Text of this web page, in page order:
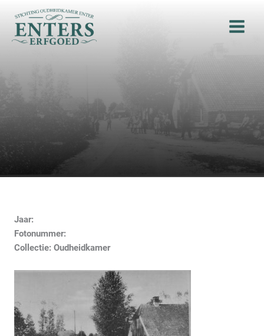
naar
Jaar:
Fotonummer:
Collectie: Oudheidkamer